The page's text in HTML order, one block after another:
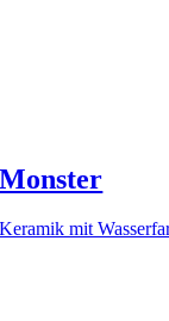
Monster
Keramik mit